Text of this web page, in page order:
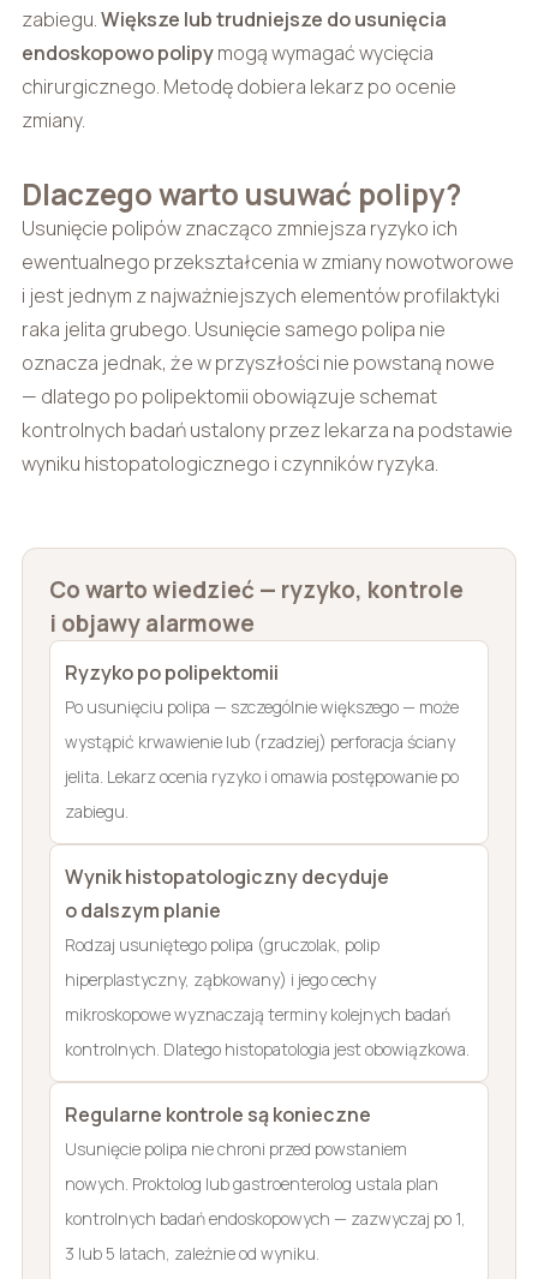
zabiegu.Większe lub trudniejsze do usunięcia
endoskopowo polipymogą wymagać wycięcia
chirurgicznego. Metodę dobiera lekarz po ocenie
zmiany.
Dlaczego warto usuwać polipy?
Usunięcie polipów znacząco zmniejsza ryzyko ich
ewentualnego przekształcenia w zmiany nowotworowe
i jest jednym z najważniejszych elementów profilaktyki
raka jelita grubego. Usunięcie samego polipa nie
oznacza jednak, że w przyszłości nie powstaną nowe
— dlatego po polipektomii obowiązuje schemat
kontrolnych badań ustalony przez lekarza na podstawie
wyniku histopatologicznego i czynników ryzyka.
Co warto wiedzieć — ryzyko, kontrole
i objawy alarmowe
Ryzyko po polipektomii
Po usunięciu polipa — szczególnie większego — może
wystąpić krwawienie lub (rzadziej) perforacja ściany
jelita. Lekarz ocenia ryzyko i omawia postępowanie po
zabiegu.
Wynik histopatologiczny decyduje
o dalszym planie
Rodzaj usuniętego polipa (gruczolak, polip
hiperplastyczny, ząbkowany) i jego cechy
mikroskopowe wyznaczają terminy kolejnych badań
kontrolnych. Dlatego histopatologia jest obowiązkowa.
Regularne kontrole są konieczne
Usunięcie polipa nie chroni przed powstaniem
nowych. Proktolog lub gastroenterolog ustala plan
kontrolnych badań endoskopowych — zazwyczaj po 1,
3 lub 5 latach, zależnie od wyniku.